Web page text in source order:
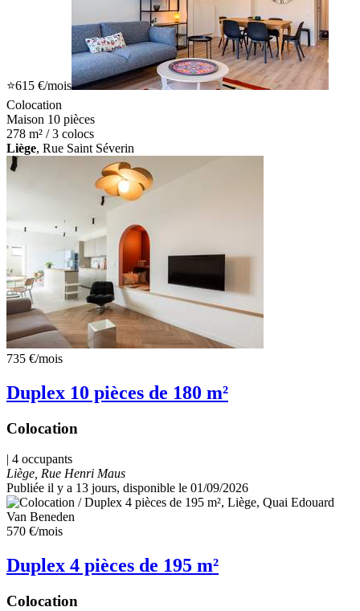
⭐615 €/mois
Colocation
Maison 10 pièces
278 m² / 3 colocs
Liège, Rue Saint Séverin
735 €/mois
Duplex 10 pièces de 180 m²
Colocation
| 4 occupants
Liège, Rue Henri Maus
Publiée il y a 13 jours, disponible le 01/09/2026
570 €/mois
Duplex 4 pièces de 195 m²
Colocation